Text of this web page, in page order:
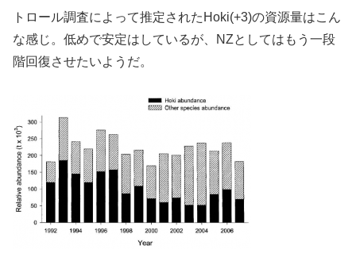
トロール調査によって推定されたHoki(+3)の資源量はこん
な感じ。低めで安定はしているが、NZとしてはもう一段
階回復させたいようだ。